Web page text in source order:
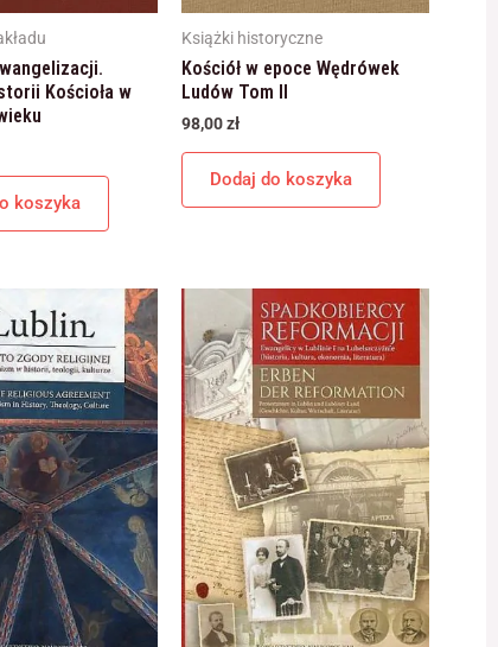
Kościoła w
koszyka
Książki historyczne
Kościół w epoce Wędrówek
Ludów Tom II
98,00zł
Dodaj do koszyka